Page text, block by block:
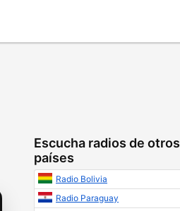
Escucha radios de otros
países
Radio Bolivia
Radio Paraguay